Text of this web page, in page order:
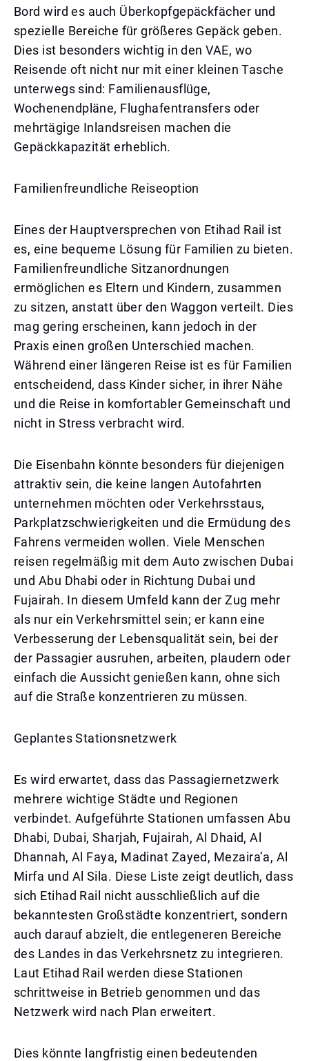
Bord wird es auch Überkopfgepäckfächer und
spezielle Bereiche für größeres Gepäck geben.
Dies ist besonders wichtig in den VAE, wo
Reisende oft nicht nur mit einer kleinen Tasche
unterwegs sind: Familienausflüge,
Wochenendpläne, Flughafentransfers oder
mehrtägige Inlandsreisen machen die
Gepäckkapazität erheblich.
Familienfreundliche Reiseoption
Eines der Hauptversprechen von Etihad Rail ist
es, eine bequeme Lösung für Familien zu bieten.
Familienfreundliche Sitzanordnungen
ermöglichen es Eltern und Kindern, zusammen
zu sitzen, anstatt über den Waggon verteilt. Dies
mag gering erscheinen, kann jedoch in der
Praxis einen großen Unterschied machen.
Während einer längeren Reise ist es für Familien
entscheidend, dass Kinder sicher, in ihrer Nähe
und die Reise in komfortabler Gemeinschaft und
nicht in Stress verbracht wird.
Die Eisenbahn könnte besonders für diejenigen
attraktiv sein, die keine langen Autofahrten
unternehmen möchten oder Verkehrsstaus,
Parkplatzschwierigkeiten und die Ermüdung des
Fahrens vermeiden wollen. Viele Menschen
reisen regelmäßig mit dem Auto zwischen Dubai
und Abu Dhabi oder in Richtung Dubai und
Fujairah. In diesem Umfeld kann der Zug mehr
als nur ein Verkehrsmittel sein; er kann eine
Verbesserung der Lebensqualität sein, bei der
der Passagier ausruhen, arbeiten, plaudern oder
einfach die Aussicht genießen kann, ohne sich
auf die Straße konzentrieren zu müssen.
Geplantes Stationsnetzwerk
Es wird erwartet, dass das Passagiernetzwerk
mehrere wichtige Städte und Regionen
verbindet. Aufgeführte Stationen umfassen Abu
Dhabi, Dubai, Sharjah, Fujairah, Al Dhaid, Al
Dhannah, Al Faya, Madinat Zayed, Mezaira’a, Al
Mirfa und Al Sila. Diese Liste zeigt deutlich, dass
sich Etihad Rail nicht ausschließlich auf die
bekanntesten Großstädte konzentriert, sondern
auch darauf abzielt, die entlegeneren Bereiche
des Landes in das Verkehrsnetz zu integrieren.
Laut Etihad Rail werden diese Stationen
schrittweise in Betrieb genommen und das
Netzwerk wird nach Plan erweitert.
Dies könnte langfristig einen bedeutenden